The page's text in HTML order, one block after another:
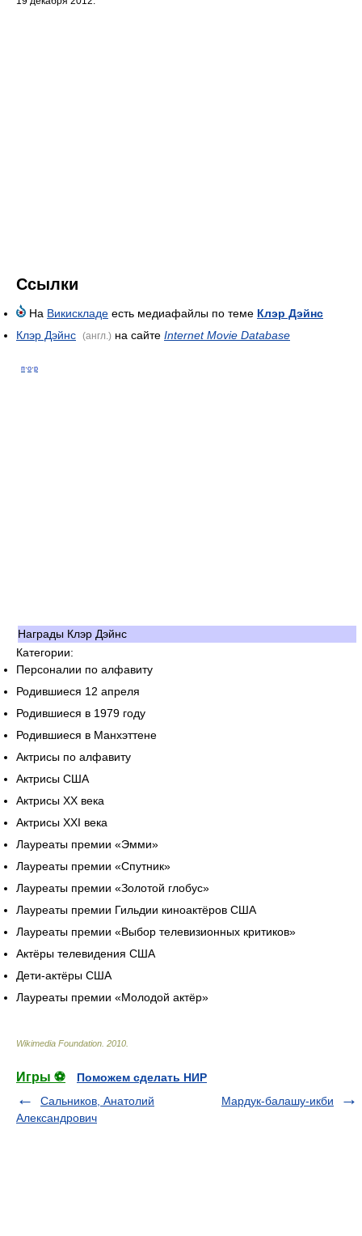
Ссылки
На Викискладе есть медиафайлы по теме Клэр Дэйнс
Клэр Дэйнс (англ.) на сайте Internet Movie Database
п·о·р
Награды Клэр Дэйнс
Категории:
Персоналии по алфавиту
Родившиеся 12 апреля
Родившиеся в 1979 году
Родившиеся в Манхэттене
Актрисы по алфавиту
Актрисы США
Актрисы XX века
Актрисы XXI века
Лауреаты премии «Эмми»
Лауреаты премии «Спутник»
Лауреаты премии «Золотой глобус»
Лауреаты премии Гильдии киноактёров США
Лауреаты премии «Выбор телевизионных критиков»
Актёры телевидения США
Дети-актёры США
Лауреаты премии «Молодой актёр»
Wikimedia Foundation 2010
Игры ⚽
Поможем сделать НИР
Сальников, Анатолий
Александрович
Мардук-балашу-икби